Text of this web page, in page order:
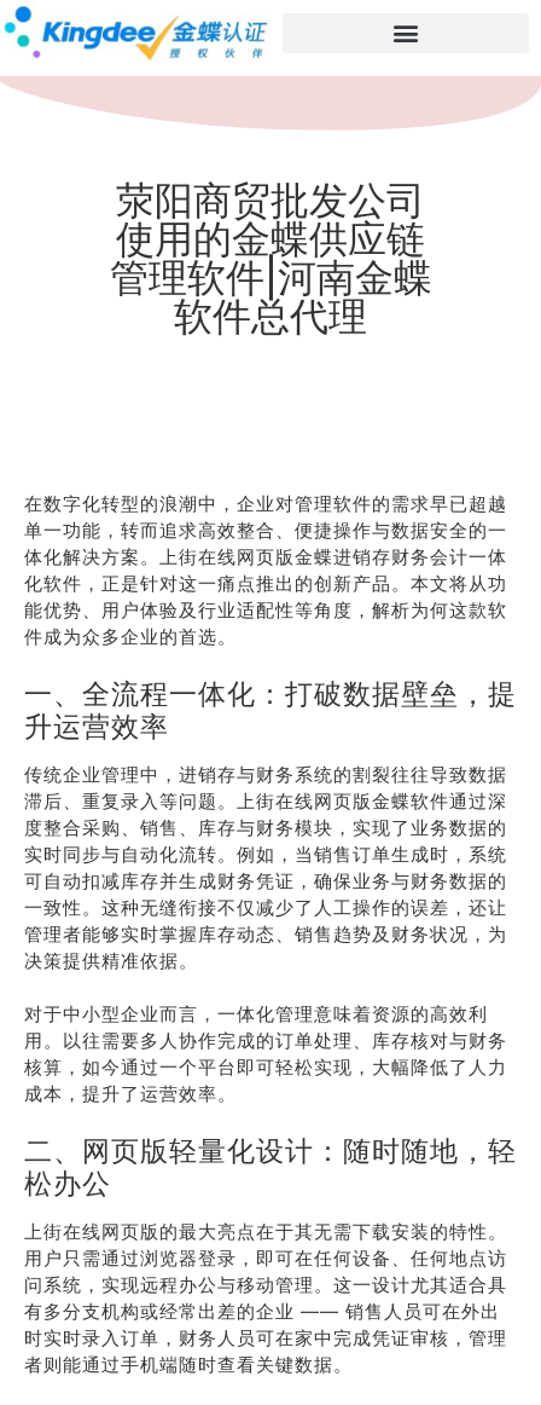
荥阳商贸批发公司
使用的金蝶供应链
管理软件|河南金蝶
软件总代理
在数字化转型的浪潮中，企业对管理软件的需求早已超越
单一功能，转而追求高效整合、便捷操作与数据安全的一
体化解决方案。上街在线网页版金蝶进销存财务会计一体
化软件，正是针对这一痛点推出的创新产品。本文将从功
能优势、用户体验及行业适配性等角度，解析为何这款软
件成为众多企业的首选。
一、全流程一体化：打破数据壁垒，提
升运营效率
传统企业管理中，进销存与财务系统的割裂往往导致数据
滞后、重复录入等问题。上街在线网页版金蝶软件通过深
度整合采购、销售、库存与财务模块，实现了业务数据的
实时同步与自动化流转。例如，当销售订单生成时，系统
可自动扣减库存并生成财务凭证，确保业务与财务数据的
一致性。这种无缝衔接不仅减少了人工操作的误差，还让
管理者能够实时掌握库存动态、销售趋势及财务状况，为
决策提供精准依据。
对于中小型企业而言，一体化管理意味着资源的高效利
用。以往需要多人协作完成的订单处理、库存核对与财务
核算，如今通过一个平台即可轻松实现，大幅降低了人力
成本，提升了运营效率。
二、网页版轻量化设计：随时随地，轻
松办公
上街在线网页版的最大亮点在于其无需下载安装的特性。
用户只需通过浏览器登录，即可在任何设备、任何地点访
问系统，实现远程办公与移动管理。这一设计尤其适合具
有多分支机构或经常出差的企业 —— 销售人员可在外出
时实时录入订单，财务人员可在家中完成凭证审核，管理
者则能通过手机端随时查看关键数据。